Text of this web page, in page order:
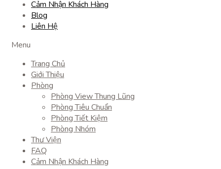
Cảm Nhận Khách Hàng
Blog
Liên Hệ
Menu
Trang Chủ
Giới Thiệu
Phòng
Phòng View Thung Lũng
Phòng Tiêu Chuẩn
Phòng Tiết Kiệm
Phòng Nhóm
Thư Viện
FAQ
Cảm Nhận Khách Hàng